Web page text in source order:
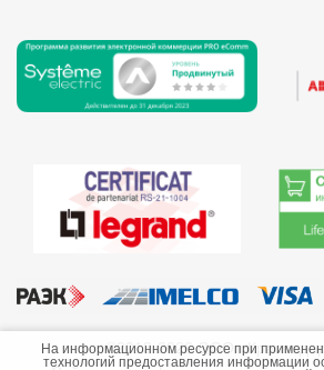
©2013-2026 ООО
На информационном ресурсе при
технологий предоставления информации